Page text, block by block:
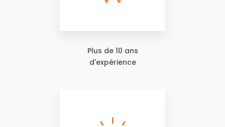
Plus de 10 ans
d'expérience